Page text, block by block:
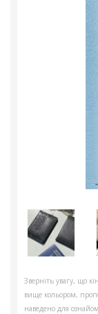
Зверніть увагу, що
вище кольором,
наведено для